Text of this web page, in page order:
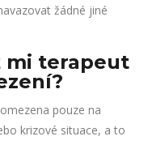
žádné jiné
mi terapeut
pouze na
krizové situace, a to